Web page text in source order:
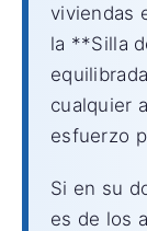
viviendas
la **Silla
cualquier
esfuerzo
Si en su
es de los